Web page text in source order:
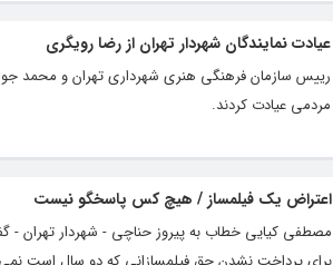
عیادت نمایندگان شهردار تهران از رضا رویگری
رییس سازمان فرهنگی هنری شهرداری تهران و محمد جواد
مردمی عیادت کردند.
اعتراض یک فیلمساز / هیچ کس پاسخگو نیست
مصطفی کیایی خطاب به پیروز حناچی - شهردار تهران -